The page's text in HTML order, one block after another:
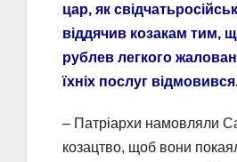
цар, як
віддячив козакам тим,
рублев легкого
їхніх послуг
– Патріархи намовляли
козацтво, щоб вони